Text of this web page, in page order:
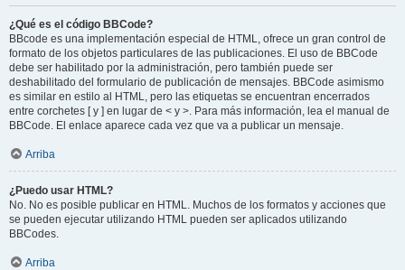
¿Qué es el código BBCode?
BBcode es una implementación especial de HTML, ofrece un gran control de
formato de los objetos particulares de las publicaciones. El uso de BBCode
debe ser habilitado por la administración, pero también puede ser
deshabilitado del formulario de publicación de mensajes. BBCode asimismo
es similar en estilo al HTML, pero las etiquetas se encuentran encerrados
entre corchetes [ y ] en lugar de < y >. Para más información, lea el manual de
BBCode. El enlace aparece cada vez que va a publicar un mensaje.
Arriba
¿Puedo usar HTML?
No. No es posible publicar en HTML. Muchos de los formatos y acciones que
se pueden ejecutar utilizando HTML pueden ser aplicados utilizando
BBCodes.
Arriba